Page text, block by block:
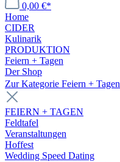
0,00 €*
Home
CIDER
Kulinarik
PRODUKTION
Feiern + Tagen
Der Shop
Zur Kategorie Feiern + Tagen
FEIERN + TAGEN
Feldtafel
Veranstaltungen
Hoffest
Wedding Speed Dating